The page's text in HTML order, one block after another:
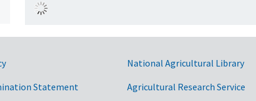
Statement
National Agricultural Library
Agricultural Research Service